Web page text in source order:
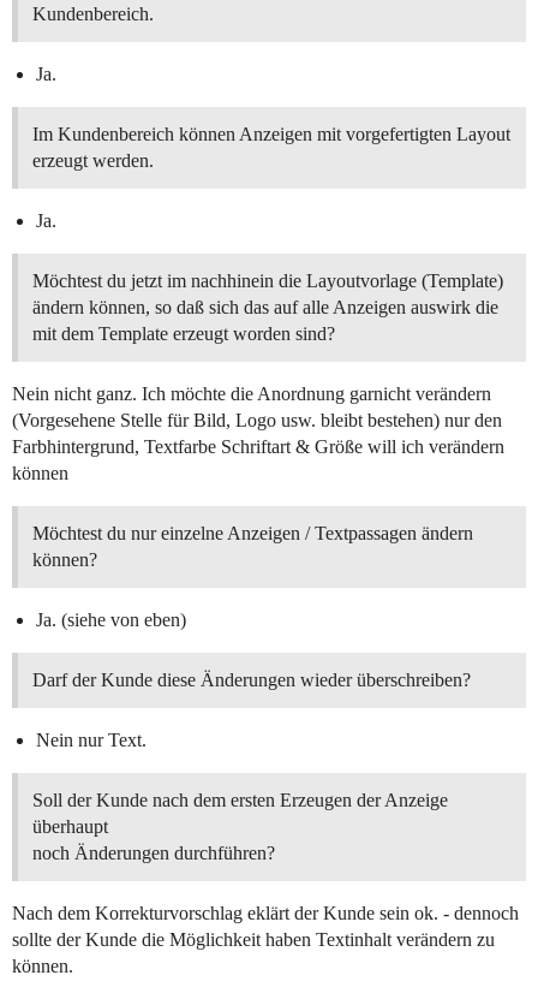
Kundenbereich.
Ja.
Im Kundenbereich können Anzeigen mit vorgefertigten Layout
erzeugt werden.
Ja.
Möchtest du jetzt im nachhinein die Layoutvorlage (Template)
ändern können, so daß sich das auf alle Anzeigen auswirk die
mit dem Template erzeugt worden sind?
Nein nicht ganz. Ich möchte die Anordnung garnicht verändern
(Vorgesehene Stelle für Bild, Logo usw. bleibt bestehen) nur den
Farbhintergrund, Textfarbe Schriftart & Größe will ich verändern
können
Möchtest du nur einzelne Anzeigen / Textpassagen ändern
können?
Ja. (siehe von eben)
Darf der Kunde diese Änderungen wieder überschreiben?
Nein nur Text.
Soll der Kunde nach dem ersten Erzeugen der Anzeige
überhaupt
noch Änderungen durchführen?
Nach dem Korrekturvorschlag eklärt der Kunde sein ok. - dennoch
sollte der Kunde die Möglichkeit haben Textinhalt verändern zu
können.